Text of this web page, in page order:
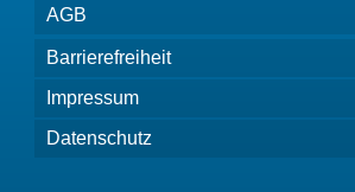
AGB
Barrierefreiheit
Impressum
Datenschutz